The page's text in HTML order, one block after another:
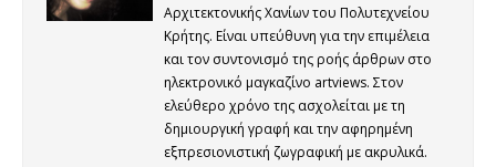
Αρχιτεκτονικής Χανίων του Πολυτεχνείου
Κρήτης. Είναι υπεύθυνη για την επιμέλεια
και τον συντονισμό της ροής άρθρων στο
ηλεκτρονικό μαγκαζίνο artviews. Στον
ελεύθερο χρόνο της ασχολείται με τη
δημιουργική γραφή και την αφηρημένη
εξπρεσιονιστική ζωγραφική με ακρυλικά.